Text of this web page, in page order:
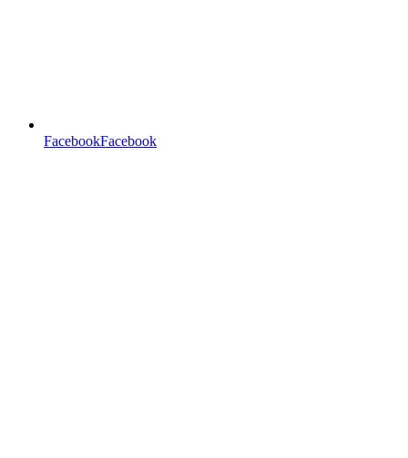
FacebookFacebook